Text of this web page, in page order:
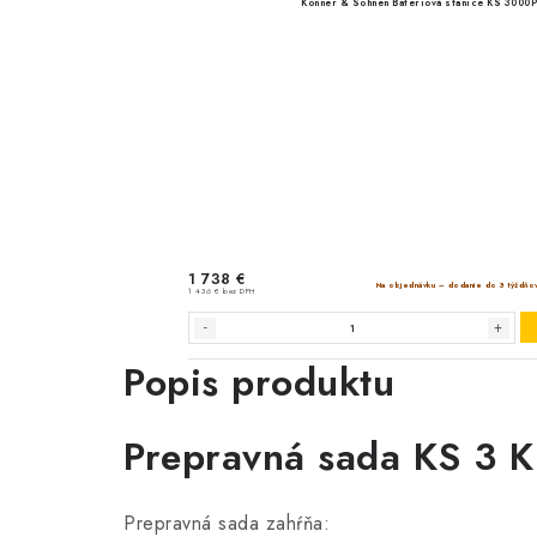
Popis produktu
Prepravná sada KS 3
Prepravná sada zahŕňa: